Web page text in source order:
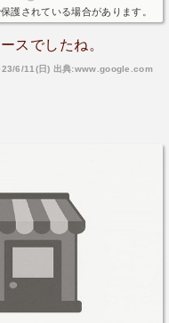
護されている場合があります。
スでしたね。
6/11(日) 出典:www.google.com